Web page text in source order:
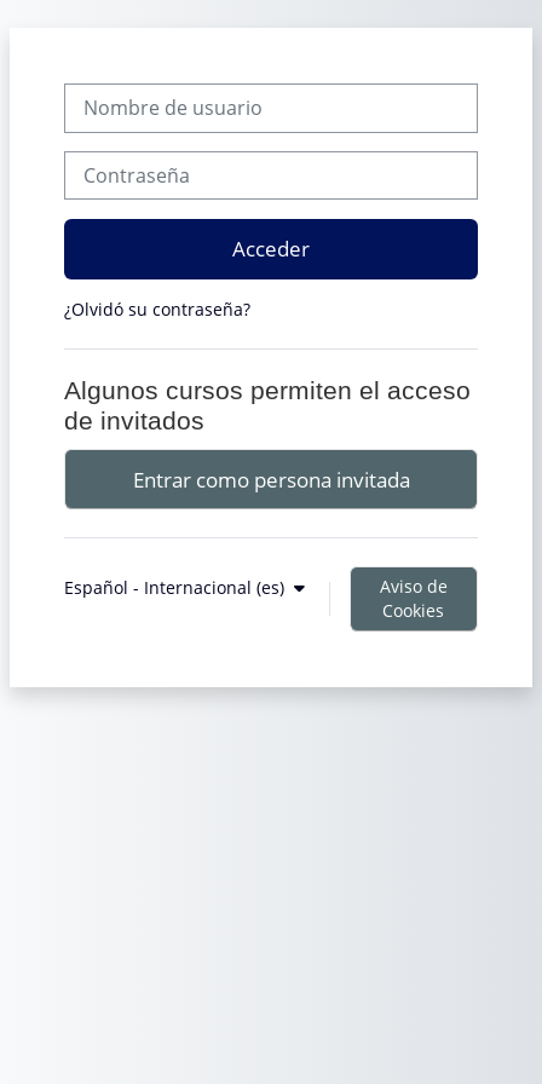
Nombre de usuario
Acceder
¿Olvidó su contraseña?
Algunos cursos permiten el acceso
de invitados
Entrar como persona invitada
Español - Internacional ‎(es)‎
Aviso de
Cookies